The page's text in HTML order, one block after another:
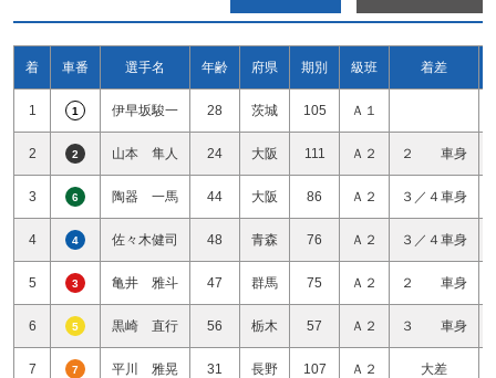
着 車番 選手名 年齢 府県 期別 級班 着差
1 1 伊早坂駿一 28 茨城 105 Ａ１
2 2 山本 隼人 24 大阪 111 Ａ２ ２ 車身
3 6 陶器 一馬 44 大阪 86 Ａ２ ３／４車身
4 4 佐々木健司 48 青森 76 Ａ２ ３／４車身
5 3 亀井 雅斗 47 群馬 75 Ａ２ ２ 車身
6 5 黒崎 直行 56 栃木 57 Ａ２ ３ 車身
7 7 平川 雅晃 31 長野 107 Ａ２ 大差